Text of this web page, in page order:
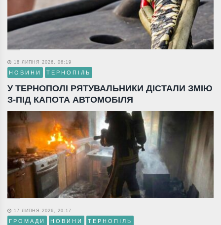
18 ЛИПНЯ 2026, 06:19
НОВИНИ ТЕРНОПІЛЬ
У ТЕРНОПОЛІ РЯТУВАЛЬНИКИ ДІСТАЛИ ЗМІЮ
З-ПІД КАПОТА АВТОМОБІЛЯ
17 ЛИПНЯ 2026, 20:17
ГРОМАДИ НОВИНИ ТЕРНОПІЛЬ